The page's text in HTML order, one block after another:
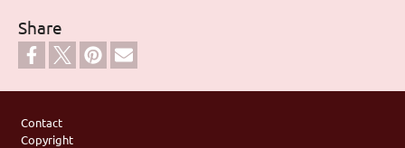
Share
Contact
Copyright